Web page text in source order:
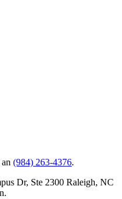
(984) 263-4376.
Dr, Ste 2300 Raleigh, NC